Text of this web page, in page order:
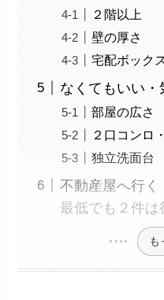
２階以上
壁の厚さ
宅配ボック
なくてもいい
部屋の広さ
２口コンロ
独立洗面台
不動産屋へ行く
最低でも２件は
も